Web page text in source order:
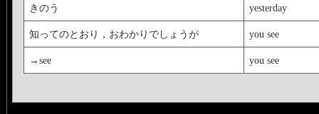
きのう yesterday
知ってのとおり，おわかりでしょうが you see
→see you see